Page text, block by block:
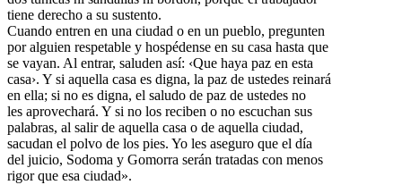
tiene derecho a su sustento.
Cuando entren en una ciudad o en un pueblo, pregunten
por alguien respetable y hospédense en su casa hasta que
se vayan. Al entrar, saluden así: ‹Que haya paz en esta
casa›. Y si aquella casa es digna, la paz de ustedes reinará
en ella; si no es digna, el saludo de paz de ustedes no
les aprovechará. Y si no los reciben o no escuchan sus
palabras, al salir de aquella casa o de aquella ciudad,
sacudan el polvo de los pies. Yo les aseguro que el día
del juicio, Sodoma y Gomorra serán tratadas con menos
rigor que esa ciudad».